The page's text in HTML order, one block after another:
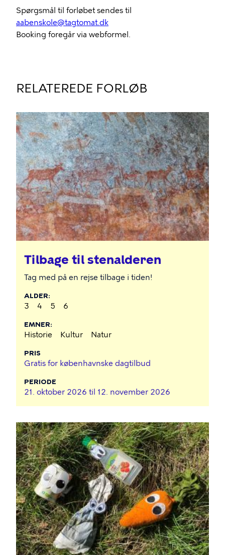
Spørgsmål til forløbet sendes til
aabenskole@tagtomat.dk
Booking foregår via webformel.
RELATEREDE FORLØB
Tilbage til stenalderen
Tag med på en rejse tilbage i tiden!
ALDER
3 4 5 6
EMNER
Historie Kultur Natur
PRIS
Gratis for københavnske dagtilbud
PERIODE
21. oktober 2026 til 12. november 2026